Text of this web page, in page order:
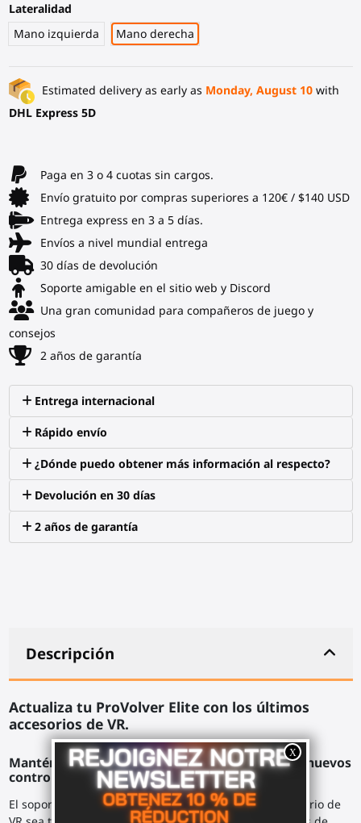
Lateralidad
Mano izquierda
Mano derecha
Estimated delivery as early as Monday, August 10with
DHL Express 5D
Paga en 3 o 4 cuotas sin cargos.
Envío gratuito por compras superiores a 120€ / $140 USD
Entrega express en 3 a 5 días.
Envíos a nivel mundial entrega
30 días de devolución
Soporte amigable en el sitio web y Discord
Una gran comunidad para compañeros de juego y
consejos
2 años de garantía
Entrega internacional
Rápido envío
¿Dónde puedo obtener más información al respecto?
Devolución en 30 días
2 años de garantía
Descripción
Actualiza tu ProVolver Elite con los últimos
accesorios de VR.
Mantén tu pistola háptica favorita al cambiar a nuevos
controladores.
El soporte trasero de ProVolver Elite hace que tu
accesorio de